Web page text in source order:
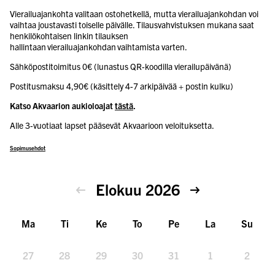
Vierailuajankohta valitaan ostohetkellä, mutta vierailuajankohdan voi
vaihtaa joustavasti toiselle päivälle. Tilausvahvistuksen mukana saat
henkilökohtaisen linkin tilauksen
hallintaan vierailuajankohdan vaihtamista varten.
Sähköpostitoimitus 0€ (lunastus QR-koodilla vierailupäivänä)
Postitusmaksu 4,90€ (käsittely 4-7 arkipäivää + postin kulku)
Katso Akvaarion aukioloajattästä.
Alle 3-vuotiaat lapset pääsevät Akvaarioon veloituksetta.
Sopimusehdot
Elokuu 2026
Ma Ti Ke To Pe La Su
27 28 29 30 31 1 2